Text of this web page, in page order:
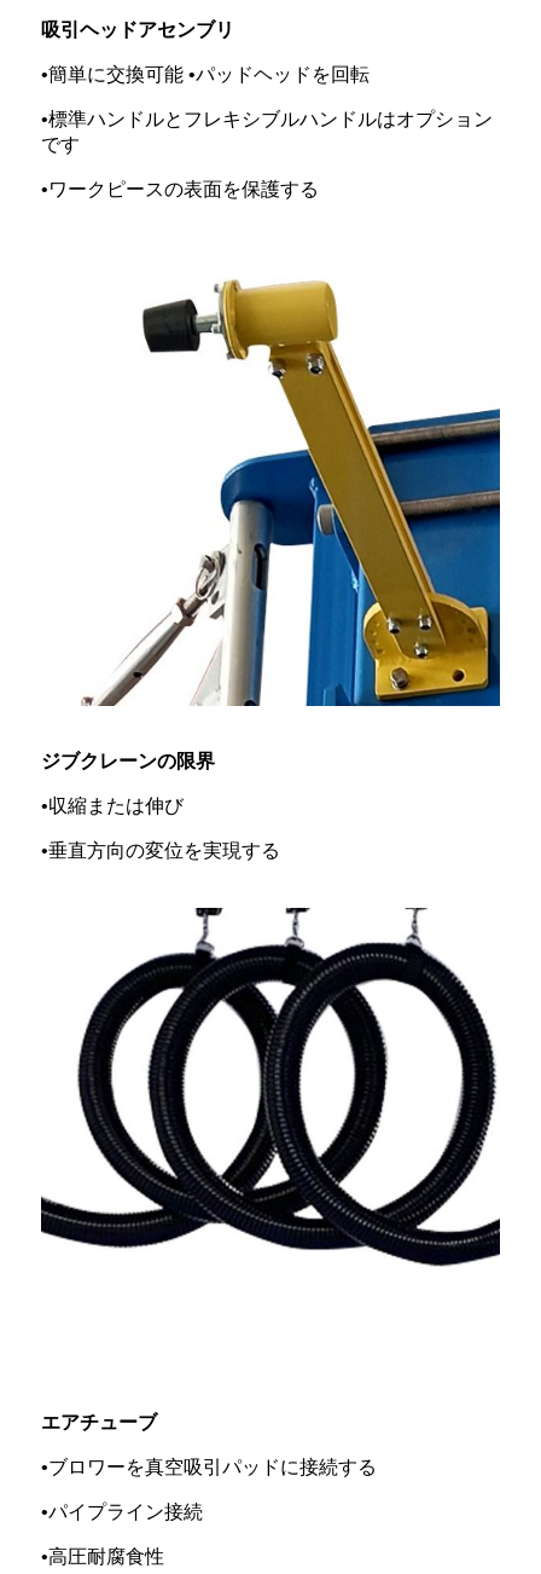
吸引ヘッドアセンブリ
•簡単に交換可能 •パッドヘッドを回転
•標準ハンドルとフレキシブルハンドルはオプション
です
•ワークピースの表面を保護する
ジブクレーンの限界
•収縮または伸び
•垂直方向の変位を実現する
エアチューブ
•ブロワーを真空吸引パッドに接続する
•パイプライン接続
•高圧耐腐食性